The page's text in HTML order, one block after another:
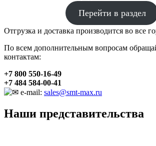
Перейти в раздел
Отгрузка и доставка производится во все
По всем дополнительным вопросам
контактам:
+7 800 550-16-49
+7 484 584-00-41
e-mail: sales@smt-max.ru
Наши представительства